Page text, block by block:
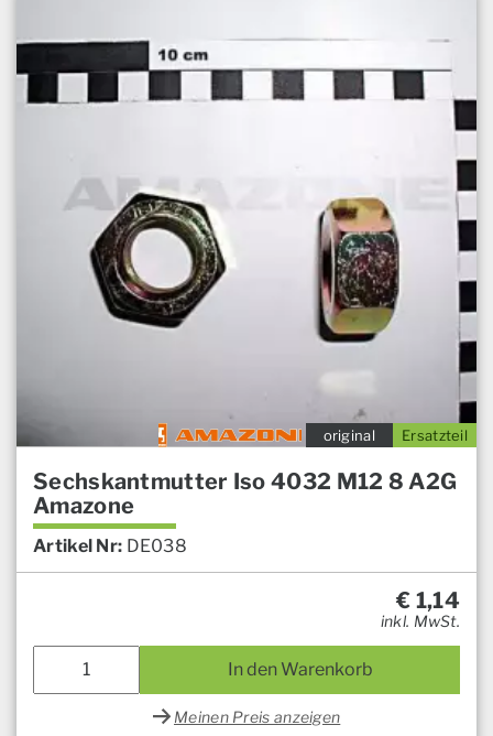
Ersatzteil
original
Sechskantmutter Iso 4032 M12 8 A2G
Amazone
Artikel Nr: DE038
€ 1,14
inkl. MwSt.
In den Warenkorb
Meinen Preis anzeigen